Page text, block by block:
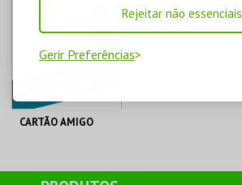
Rejeitar não essenciais
Gerir Preferências
CARTÃO AMIGO
MADEIRA